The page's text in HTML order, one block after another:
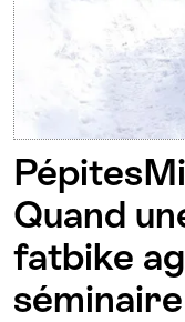
Quand
fatbike